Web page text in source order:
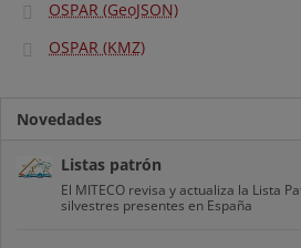
OSPAR (GeoJSON)
OSPAR (KMZ)
Novedades
Listas patrón
El MITECO revisa y actualiza la Lista
silvestres presentes en España